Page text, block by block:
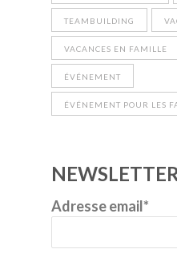
TEAMBUILDING
VACANCES EN FAMILLE
ÉVÉNEMENT
ÉVÉNEMENT POUR LES
Adresse email*